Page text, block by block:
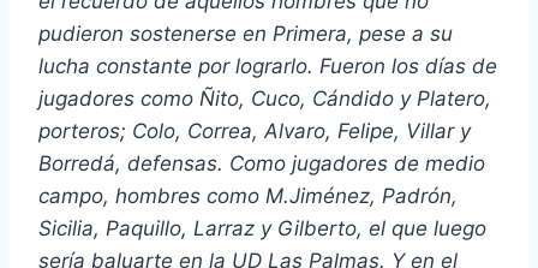
pudieron sostenerse en Primera, pese a su
lucha constante por lograrlo. Fueron los días de
jugadores como Ñito, Cuco, Cándido y Platero,
porteros; Colo, Correa, Alvaro, Felipe, Villar y
Borredá, defensas. Como jugadores de medio
campo, hombres como M.Jiménez, Padrón,
Sicilia, Paquillo, Larraz y Gilberto, el que luego
sería baluarte en la UD Las Palmas. Y en el